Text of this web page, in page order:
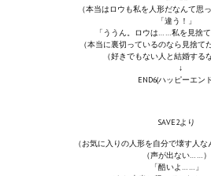
（本当はロウも私を人形だなんて思
「違う！」
「ううん。ロウは……私を見捨て
（本当に裏切っているのなら見捨て
（好きでもない人と結婚する
↓
END6(ハッピーエン
SAVE2より
（お気に入りの人形を自分で壊す人な
（声が出ない……）
「酷いよ……」